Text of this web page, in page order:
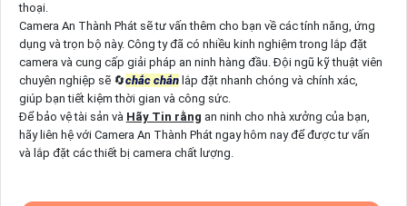
thoại.
Camera An Thành Phát sẽ tư vấn thêm cho bạn về các tính năng, ứng
dụng và trọn bộ này. Công ty đã có nhiều kinh nghiệm trong lắp đặt
camera và cung cấp giải pháp an ninh hàng đầu. Đội ngũ kỹ thuật viên
chuyên nghiệp sẽ 🔄chắc chắnlắp đặt nhanh chóng và chính xác,
giúp bạn tiết kiệm thời gian và công sức.
Để bảo vệ tài sản và Hãy Tin rằng an ninh cho nhà xưởng của bạn,
hãy liên hệ với Camera An Thành Phát ngay hôm nay để được tư vấn
và lắp đặt các thiết bị camera chất lượng.